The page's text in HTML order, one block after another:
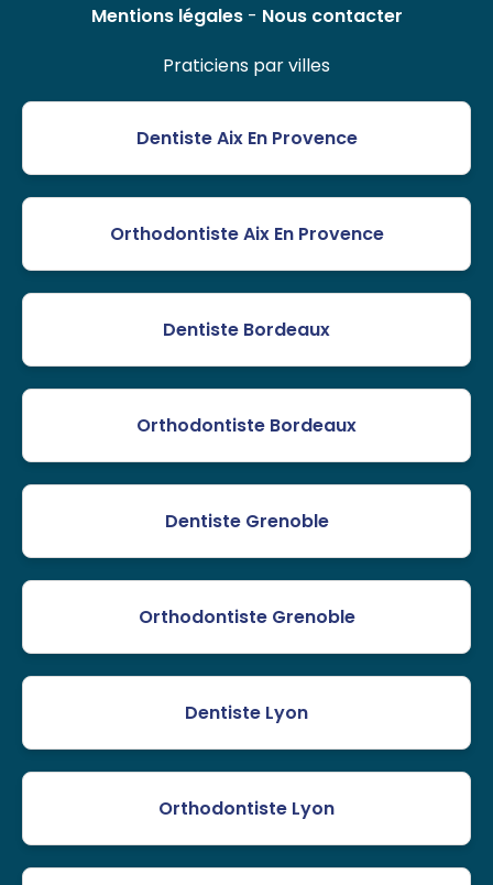
Mentions légales- Nous contacter
Praticiens par villes
Dentiste Aix En Provence
Orthodontiste Aix En Provence
Dentiste Bordeaux
Orthodontiste Bordeaux
Dentiste Grenoble
Orthodontiste Grenoble
Dentiste Lyon
Orthodontiste Lyon